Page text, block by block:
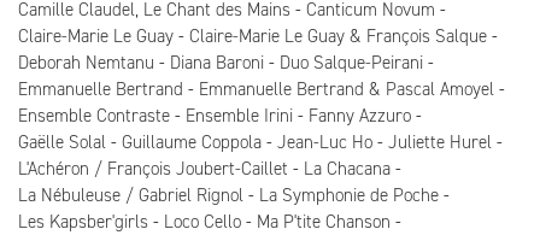
Camille Claudel, Le Chant des Mains
Canticum Novum
Claire-Marie Le Guay
Claire-Marie Le Guay & François Salque
Deborah Nemtanu
Diana Baroni
Duo Salque-Peirani
Emmanuelle Bertrand
Emmanuelle Bertrand & Pascal Amoyel
Ensemble Contraste
Ensemble Irini
Fanny Azzuro
Gaëlle Solal
Guillaume Coppola Jean-Luc Ho
Juliette Hurel
L'Achéron / François Joubert-Caillet
La Chacana
La Nébuleuse / Gabriel Rignol
La Symphonie de Poche
Les Kapsber'girls
Loco Cello
Ma P'tite Chanson